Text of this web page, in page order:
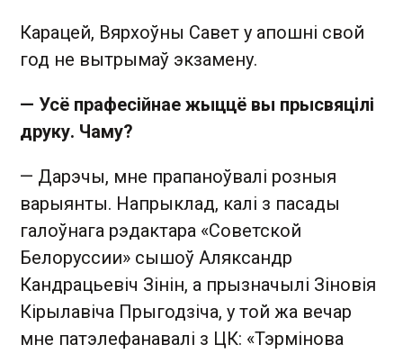
Карацей, Вярхоўны Савет у апошні свой
год не вытрымаў экзамену.
— Усё прафесійнае жыццё вы прысвяцілі
друку. Чаму?
— Дарэчы, мне прапаноўвалі розныя
варыянты. Напрыклад, калі з пасады
галоўнага рэдактара «Советской
Белоруссии» сышоў Аляксандр
Кандрацьевіч Зінін, а прызначылі Зіновія
Кірылавіча Прыгодзіча, у той жа вечар
мне патэлефанавалі з ЦК: «Тэрмінова